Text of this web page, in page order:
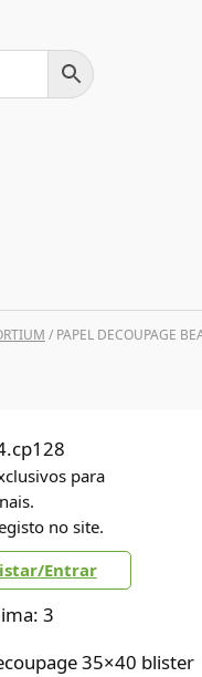
/ PAPEL DECOUPAGE
para
no site.
Entrar
3
35×40 blister